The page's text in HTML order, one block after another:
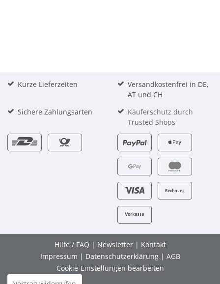
Kurze Lieferzeiten
Versandkostenfrei in DE,
AT und CH
Sichere Zahlungsarten
Käuferschutz durch
Trusted Shops
Hilfe / FAQ | Newsletter | Kontakt
Impressum | Datenschutzerklärung | AGB
Cookie-Einstellungen bearbeiten